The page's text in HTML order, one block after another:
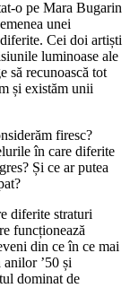
o pe Mara Bugarin
unei
Cei doi artiști
luminoase ale
să recunoască tot
și existăm unii
firesc?
în care diferite
Și ce ar putea
diferite straturi
funcționează
din ce în ce mai
’50 și
dominat de